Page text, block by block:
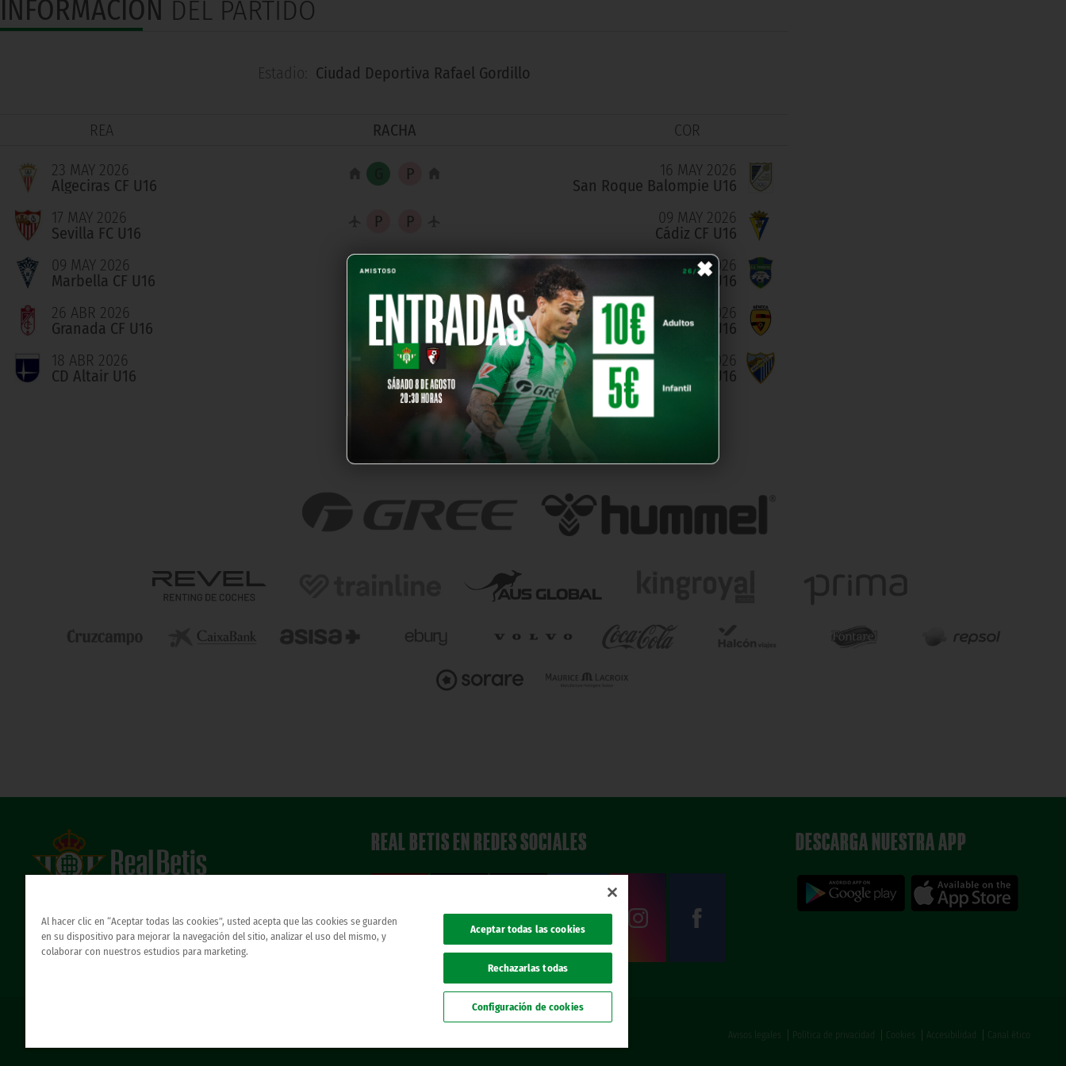
×
INFORMACIÓN DEL PARTIDO
Estadio: Ciudad Deportiva Rafael Gordillo
REA RACHA COR
23 MAY 2026
Algeciras CF U16
17 MAY 2026
Sevilla FC U16
09 MAY 2026
Marbella CF U16
26 ABR 2026
Granada CF U16
18 ABR 2026
CD Altair U16
16 MAY 2026
San Roque Balompie U16
09 MAY 2026
Cádiz CF U16
30 ABR 2026
Peloteros Sierra Sur U16
25 ABR 2026
Séneca CF U16
18 ABR 2026
Málaga CF U16
NUESTROS PARTNERS
Atención al Bético
REAL BETIS EN REDES SOCIALES DESCARGA NUESTRA APP
Avisos legales Política de privacidad Cookies Accesibilidad Canal ético
Al hacer clic en “Aceptar todas las cookies”, usted acepta que las cookies se guarden
en su dispositivo para mejorar la navegación del sitio, analizar el uso del mismo, y
colaborar con nuestros estudios para marketing.
Aceptar todas las cookies
Rechazarlas todas
Configuración de cookies